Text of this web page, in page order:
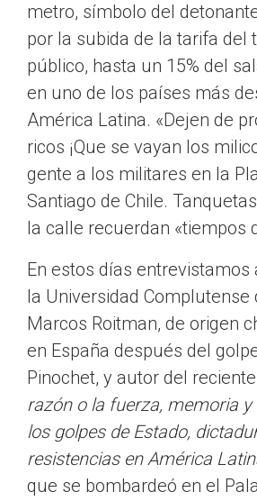
metro, símbolo del
por la subida de la tarifa del
público, hasta un 15% del
en uno de los países más
América Latina. «Dejen de
ricos ¡Que se vayan los
gente a los militares en la
Santiago de Chile.
la calle recuerdan «tiempos
En estos días entrevistamos
la Universidad Complutense
Marcos Roitman, de origen
en España después del
Pinochet, y autor del
razón o la fuerza, memoria y
los golpes de Estado,
resistencias en América
que se bombardeó en el